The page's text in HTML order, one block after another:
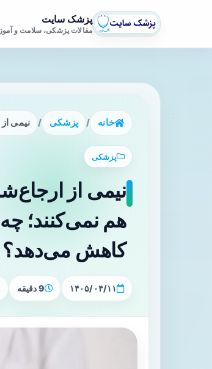
پزشک سایت
مقالات پزشکی، سلامت و
خانه / پزشکی / نیمی
پزشکی
نیمی از
هم نمی‌کنند؛
کاهش می‌دهد؟
۱۴۰۵/۰۴/۱۱ 9 دقیقه